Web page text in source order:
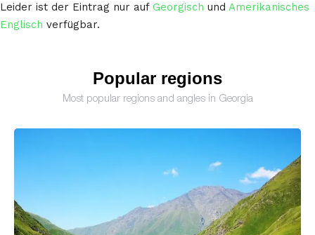
Leider ist der Eintrag nur auf Georgisch und Amerikanisches
Englisch verfügbar.
Popular regions
Most popular regions and angles in Georgia